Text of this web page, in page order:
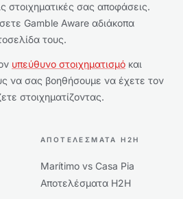
στοιχηματικές σας αποφάσεις.
Gamble Aware αδιάκοπα
τους.
υπεύθυνο στοιχηματισμό και
να σας βοηθήσουμε να έχετε τον
στοιχηματίζοντας.
ΑΠΟΤΕΛΈΣΜΑΤΑ H2H
Marítimo vs Casa Pia
Αποτελέσματα H2H